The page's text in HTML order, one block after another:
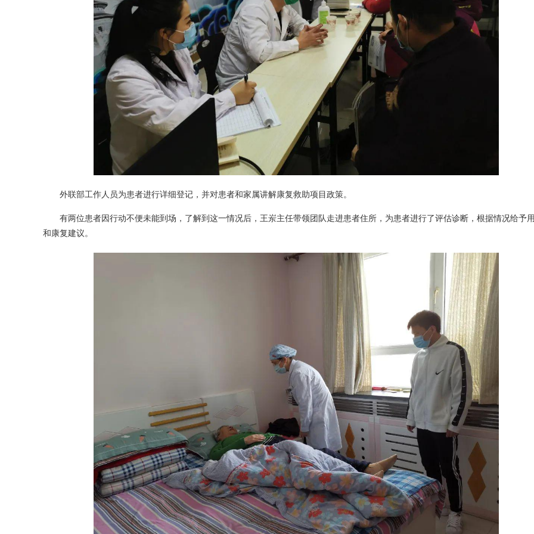
外联部工作人员为患者进行详细登记，并对患者和家属讲解康复救助项目政策。
有两位患者因行动不便未能到场，了解到这一情况后，王岽主任带领团队走进患者住所，为患者进行了评估诊断，根据情况给予
和康复建议。